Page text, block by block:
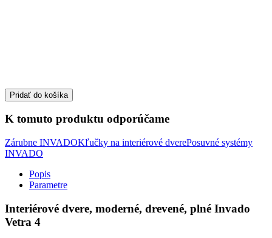
Pridať do košíka
K tomuto produktu odporúčame
Zárubne INVADOKľučky na interiérové dverePosuvné systémy
INVADO
Popis
Parametre
Interiérové dvere, moderné, drevené, plné Invado
Vetra 4